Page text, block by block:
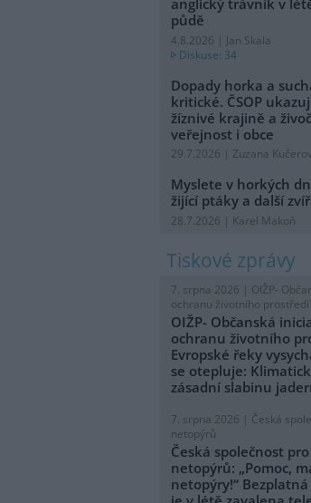
anglický trávník v
půdě
4.8.2026 | Jan Skala
Diskuse: 34
Dopady horka a
kritické. ČSOP
žíznivé krajině a
veřejnost i obce
29.7.2026 | Zuzana
Myslete v horkých
žijící ptáky a další
28.7.2026 | Karel Makoň
tiskové zprávy
7. srpna 2026 | OIŽP-
ochranu životního prostředí
OIŽP- Občanská
ochranu životního
Evropské řeky
se otepluje:
zásadní slabinu
7. srpna 2026 | Česká
netopýrů
Česká společnost
netopýrů: „Pomoc,
netopýry!“ Bezplatná